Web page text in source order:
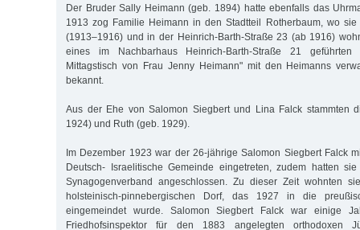
Der Bruder Sally Heimann (geb. 1894) hatte ebenfalls das
1913 zog Familie Heimann in den Stadtteil Rotherbaum, wo
(1913–1916) und in der Heinrich-Barth-Straße 23 (ab 1916)
eines im Nachbarhaus Heinrich-Barth-Straße 21
Mittagstisch von Frau Jenny Heimann" mit den Heimanns
bekannt.
Aus der Ehe von Salomon Siegbert und Lina Falck stammten
1924) und Ruth (geb. 1929).
Im Dezember 1923 war der 26-jährige Salomon Siegbert Falck
Deutsch- Israelitische Gemeinde eingetreten, zudem hatten
Synagogenverband angeschlossen. Zu dieser Zeit wohnten
holsteinisch-pinneber­gischen Dorf, das 1927 in die
eingemeindet wurde. Salomon Siegbert Falck war einige
Friedhofsinspektor für den 1883 angelegten orthodoxen